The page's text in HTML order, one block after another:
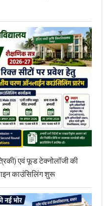
एवं फूड टेक्नोलॉजी की
काउंसिलिंग शुरू